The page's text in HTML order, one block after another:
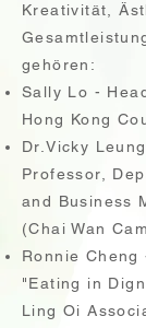
Kreativität,
gehören:
Sally Lo -
Hong Kong
Dr.Vicky
Professor,
and Business
(Chai Wan
Ronnie Cheng
"Eating in
Ling Oi